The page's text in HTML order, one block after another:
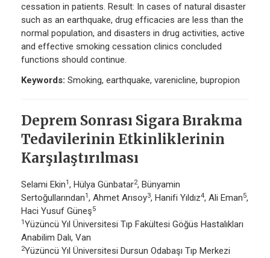
cessation in patients. Result: In cases of natural disaster
such as an earthquake, drug efficacies are less than the
normal population, and disasters in drug activities, active
and effective smoking cessation clinics concluded
functions should continue.
Keywords: Smoking, earthquake, varenicline, bupropion
Deprem Sonrası Sigara Bırakma
Tedavilerinin Etkinliklerinin
Karşılaştırılması
Selami Ekin1, Hülya Günbatar2, Bünyamin
Sertoğullarından1, Ahmet Arısoy3, Hanifi Yıldız4, Ali Eman5,
Haci Yusuf Güneş5
1Yüzüncü Yıl Üniversitesi Tıp Fakültesi Göğüs Hastalıkları
Anabilim Dalı, Van
2Yüzüncü Yıl Üniversitesi Dursun Odabaşı Tıp Merkezi